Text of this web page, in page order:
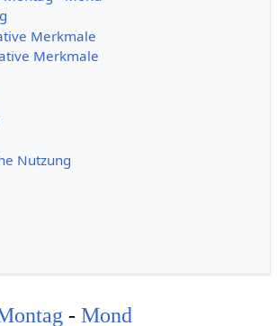
Merkmale
Merkmale
Nutzung
- Mond